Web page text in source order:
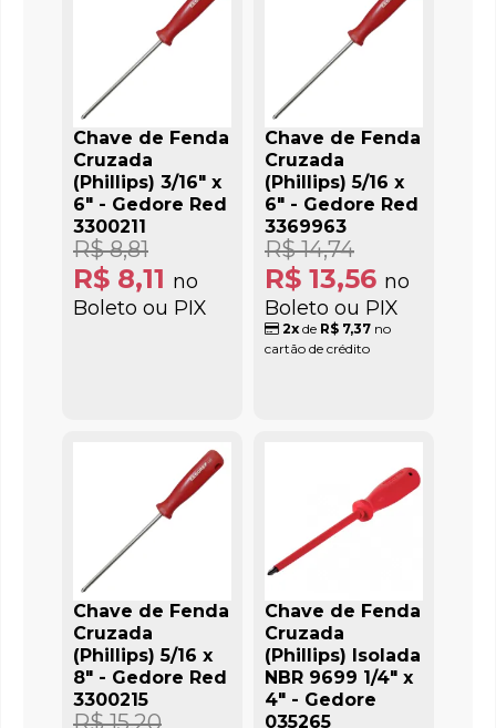
Chave de Fenda
Cruzada
(Phillips) 3/16" x
6" - Gedore Red
3300211
R$ 8,11 no
Boleto ou PIX
R$ 8,81
Chave de Fenda
Cruzada
(Phillips) 5/16 x
6" - Gedore Red
3369963
R$ 13,56 no
Boleto ou PIX
R$ 14,74
2xde R$ 7,37no
cartão de crédito
Chave de Fenda
Cruzada
(Phillips) 5/16 x
8" - Gedore Red
3300215
R$ 15,20
Chave de Fenda
Cruzada
(Phillips) Isolada
NBR 9699 1/4" x
4" - Gedore
035265